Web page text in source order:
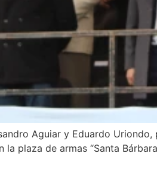
Aguiar y Eduardo
plaza de armas “Santa